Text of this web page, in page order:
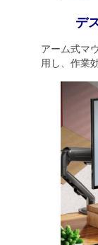
デ
アーム式マ
用し、作業